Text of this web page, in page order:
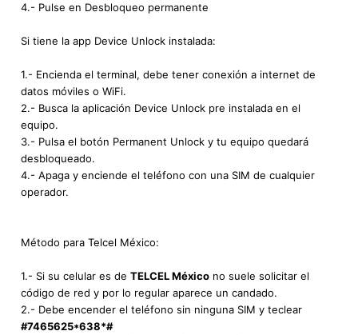
4.- Pulse en Desbloqueo permanente
Si tiene la app Device Unlock instalada:
1.- Encienda el terminal, debe tener conexión a internet de
datos móviles o WiFi.
2.- Busca la aplicación Device Unlock pre instalada en el
equipo.
3.- Pulsa el botón Permanent Unlock y tu equipo quedará
desbloqueado.
4.- Apaga y enciende el teléfono con una SIM de cualquier
operador.
Método para Telcel México:
1.- Si su celular es de TELCEL México no suele solicitar el
código de red y por lo regular aparece un candado.
2.- Debe encender el teléfono sin ninguna SIM y teclear
#7465625*638*#